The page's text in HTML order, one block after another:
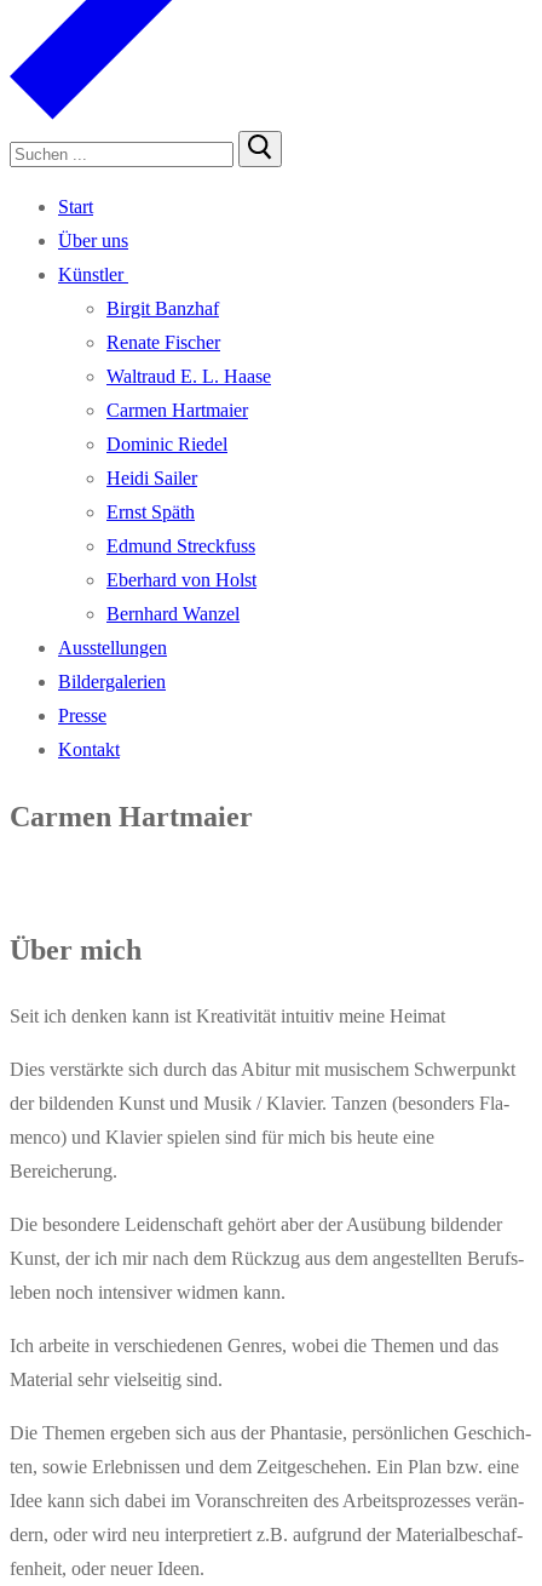
Suchen
Start
Über uns
Künst­ler
Bir­git Banzhaf
Rena­te Fischer
Wal­traud E. L. Haase
Car­men Hartmaier
Domi­nic Riedel
Hei­di Sailer
Ernst Späth
Edmund Streck­fuss
Eber­hard von Holst
Bern­hard Wanzel
Aus­stel­lun­gen
Bil­der­ga­le­rien
Pres­se
Kon­takt
Car­men Hartmaier
Über mich
Seit ich den­ken kann ist Krea­ti­vi­tät intui­tiv mei­ne Heimat
Dies ver­stärk­te sich durch das Abitur mit musi­schem Schwer­punkt
der bil­den­den Kunst und Musik / Kla­vier. Tan­zen (beson­ders Fla­
men­co) und Kla­vier spie­len sind für mich bis heu­te eine
Bereicherung.
Die beson­de­re Lei­den­schaft gehört aber der Aus­übung bil­den­der
Kunst, der ich mir nach dem Rück­zug aus dem ange­stell­ten Berufs­
le­ben noch inten­si­ver wid­men kann.
Ich arbei­te in ver­schie­de­nen Gen­res, wobei die The­men und das
Mate­ri­al sehr viel­sei­tig sind.
Die The­men erge­ben sich aus der Phan­ta­sie, per­sön­li­chen Geschich­
ten, sowie Erleb­nis­sen und dem Zeit­ge­sche­hen. Ein Plan bzw. eine
Idee kann sich dabei im Vor­an­schrei­ten des Arbeits­pro­zes­ses ver­än­
dern, oder wird neu inter­pre­tiert z.B. auf­grund der Mate­ri­al­be­schaf­
fen­heit, oder neu­er Ideen.